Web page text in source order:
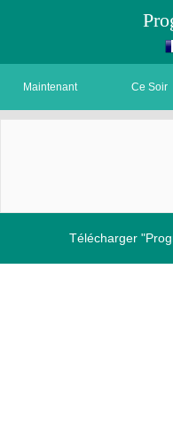
Maintenant Ce Soir
Télécharger